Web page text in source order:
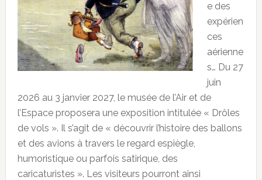
e des
expérien
ces
aérienne
s… Du 27
juin
2026 au 3 janvier 2027, le musée de l’Air et de
l’Espace proposera une exposition intitulée « Drôles
de vols ». Il s’agit de « découvrir l’histoire des ballons
et des avions à travers le regard espiègle,
humoristique ou parfois satirique, des
caricaturistes ». Les visiteurs pourront ainsi